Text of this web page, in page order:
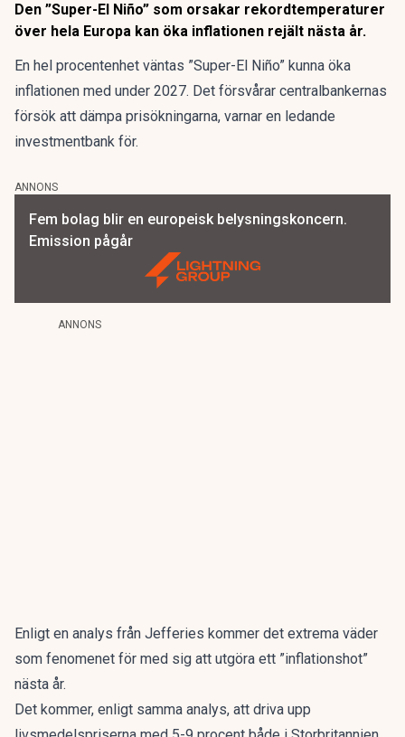
Den ”Super-El Niño” som orsakar rekordtemperaturer
över hela Europa kan öka inflationen rejält nästa år.
En hel procentenhet väntas ”Super-El Niño” kunna öka
inflationen med under 2027. Det försvårar centralbankernas
försök att dämpa prisökningarna, varnar en ledande
investmentbank för.
ANNONS
Fem bolag blir en europeisk belysningskoncern.
Emission pågår
ANNONS
Enligt en analys från Jefferies kommer det extrema väder
som fenomenet för med sig att utgöra ett ”inflationshot”
nästa år.
Det kommer, enligt samma analys, att driva upp